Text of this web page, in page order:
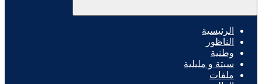
الرئيسية
الناظور
وطنية
سبتة و مليلية
ملفات